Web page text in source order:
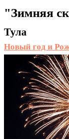
"Зимняя
Тула
Новый год и